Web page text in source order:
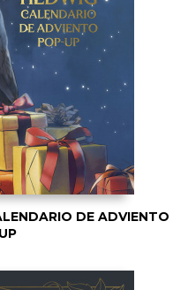
DE ADVIENTO